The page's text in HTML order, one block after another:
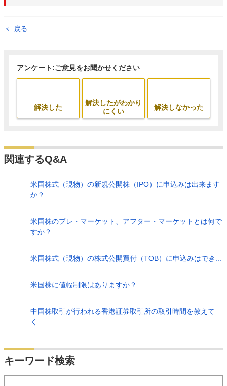
戻る
アンケート:ご意見をお聞かせください
解決した
解決したがわかり
にくい
解決しなかった
関連するQ&A
米国株式（現物）の新規公開株（IPO）に申込みは出来ます
か？
米国株のプレ・マーケット、アフター・マーケットとは何で
すか？
米国株式（現物）の株式公開買付（TOB）に申込みはでき...
米国株に値幅制限はありますか？
中国株取引が行われる香港証券取引所の取引時間を教えて
く...
キーワード検索